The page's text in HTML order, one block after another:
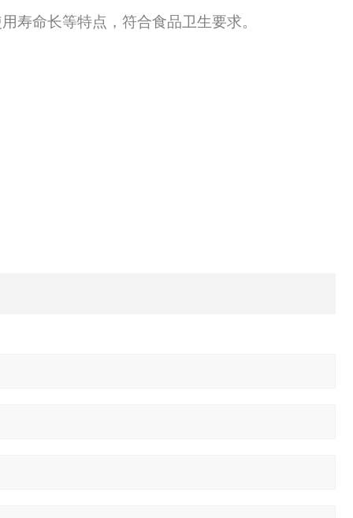
寿命长等特点，符合食品卫生要求。